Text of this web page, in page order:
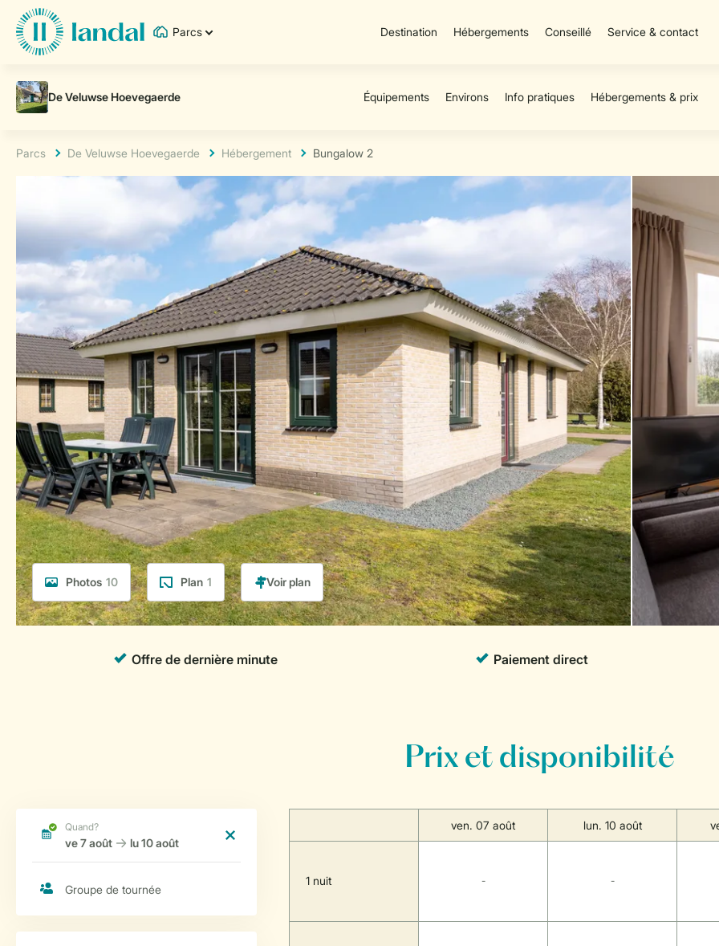
Parcs Destination Hébergements Conseillé Service & contact
Parcs De Veluwse Hoevegaerde Hébergement Bungalow 2
Photos 10 Plan 1
Prix et disponibilité
ven. 07 août lun. 10 août
1 nuit - -